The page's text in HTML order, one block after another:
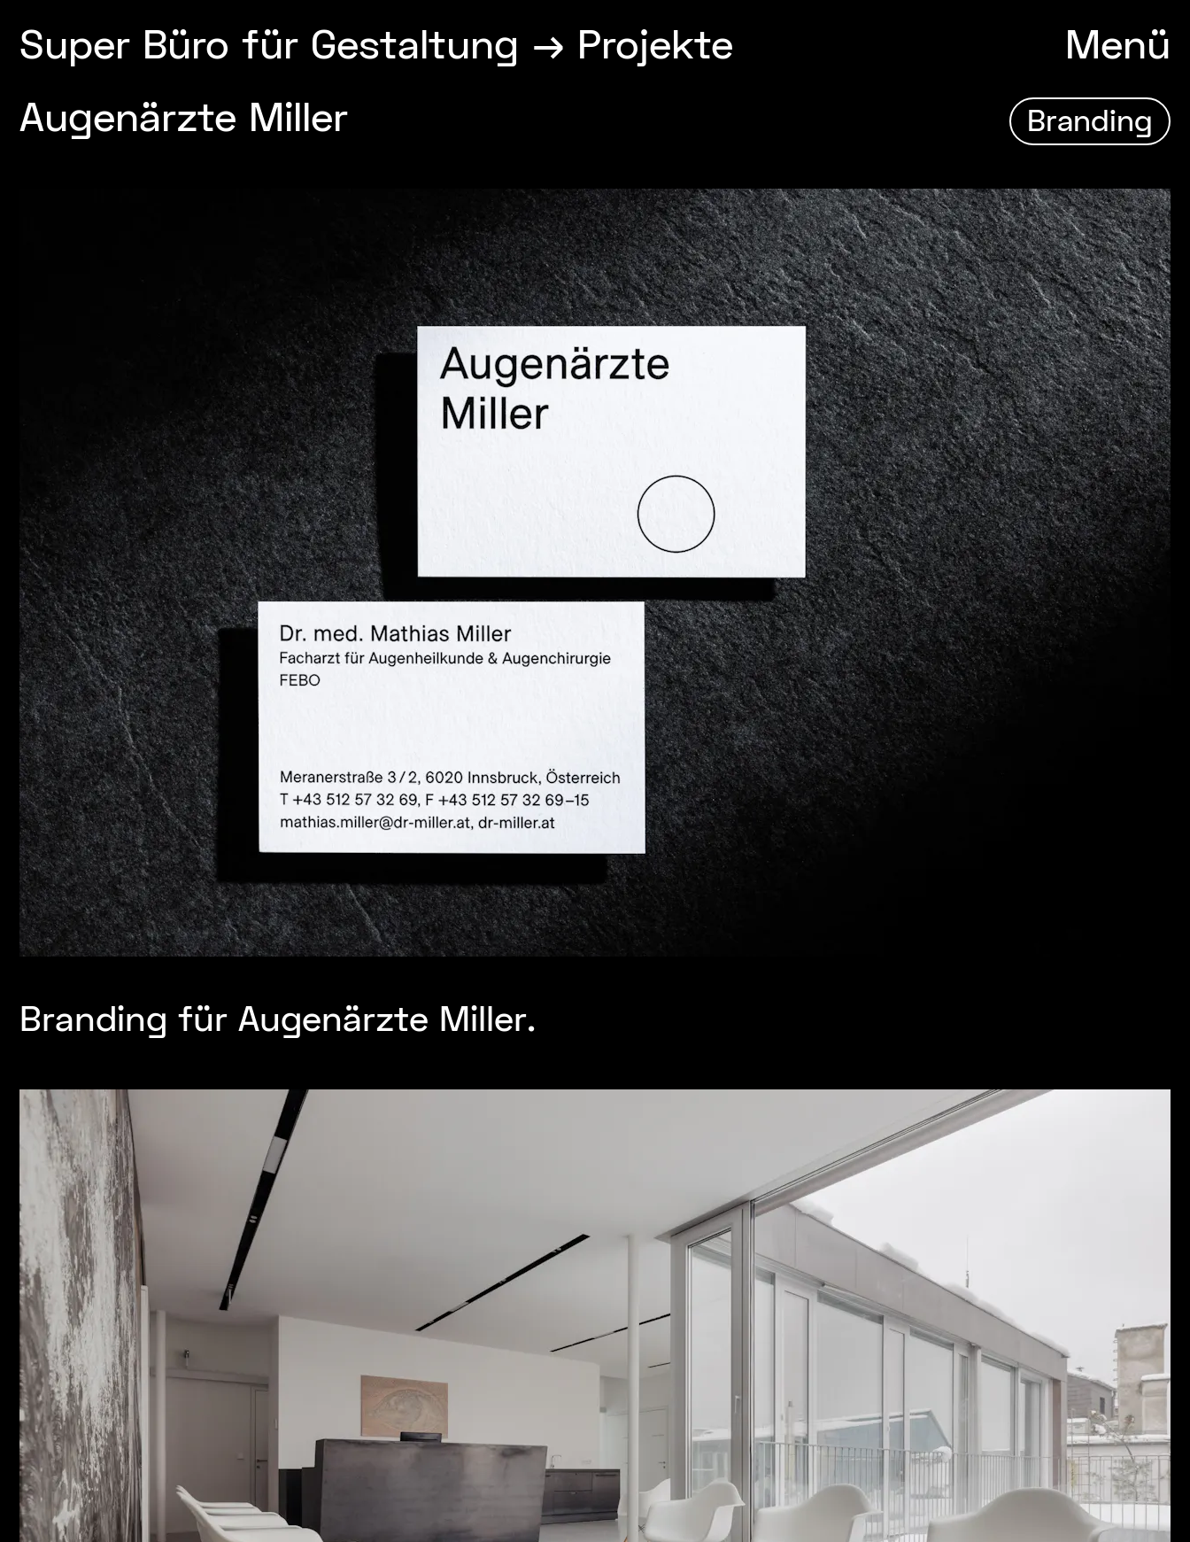
Super Büro für Gestaltung → Projekte
Menü
Augenärzte Miller
Branding
Branding für Augenärzte Miller.